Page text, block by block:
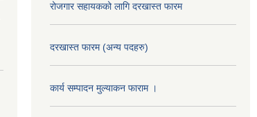
रोजगार सहायकको लागि दरखास्त फारम
दरखास्त फारम (अन्य पदहरु)
कार्य सम्पादन मुल्याक‌न फाराम ।